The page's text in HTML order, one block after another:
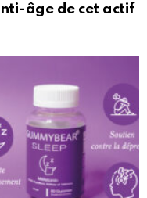
âge de cet actif